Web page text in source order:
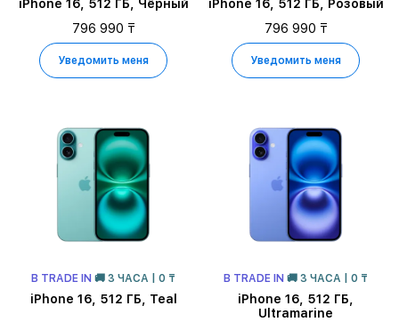
iPhone 16, 512 ГБ, Чёрный
796 990 ₸
Уведомить меня
iPhone 16, 512 ГБ, Розовый
796 990 ₸
Уведомить меня
В TRADE IN 🚚 3 ЧАСА | 0 ₸
iPhone 16, 512 ГБ, Teal
В TRADE IN 🚚 3 ЧАСА | 0 ₸
iPhone 16, 512 ГБ,
Ultramarine